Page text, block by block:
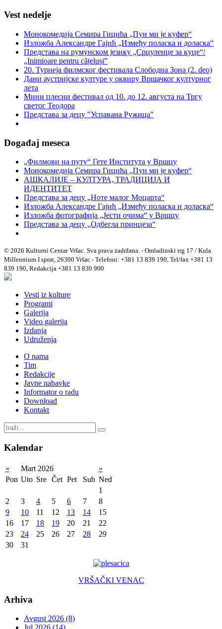
Vest nedelje
Монокомедија Семира Гицића „Пун ми је куфер“
Изложба Александре Гајић „Између поласка и доласка“
Представа на румунском језику „Срцуленце за куце“/
„Inimioare pentru cățeluși”
20. Турнеја филмског фестивала Слободна Зона (2. deo)
Дани аустријске културе у оквиру Вршачког културног
лета
Мини плесни фестивал од 10. до 12. августа на Тргу
светог Теодора
Представа за децу "Успавана Ружица"
Događaj meseca
„Филмови на путу“ Гетe Института у Вршцу
Монокомедија Семира Гицића „Пун ми је куфер“
АШКАЛИЈЕ – КУЛТУРА, ТРАДИЦИЈА И
ИДЕНТИТЕТ
Представа за децу „Ноте малог Моцарта“
Изложба Александре Гајић „Између поласка и доласка“
Изложба фотографија „Јести очима“ у Вршцу
Представа за децу „Одбегла принцеза“
© 2026 Kulturni Centar Vršac. Sva prava zadržana. - Omladinski trg 17 / Kula
Millennium I sprat, 26300 Vršac - Telefoni: +381 13 839 190, Tel/fax +381 13
839 190, Redakcija +381 13 830 900
Vesti iz kulture
Programi
Galerija
Video galerija
Izdanja
Udruženja
O nama
Tim
Redakcije
Javne nabavke
Informator o radu
Download
Kontakt
Kalendar
« Mart 2026
»
Pon Uto Sre Čet Pet Sub Ned
1
2
3 4 5 6 7
8
9
10 11 12 13 14
15
16
17 18 19 20 21
22
23
24 25 26 27 28
29
30
31
VRŠAČKI VENAC
Arhiva
Avgust 2026 (8)